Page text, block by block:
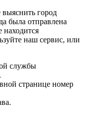
город
была отправлена
находится
наш сервис, или
службы
странице номер